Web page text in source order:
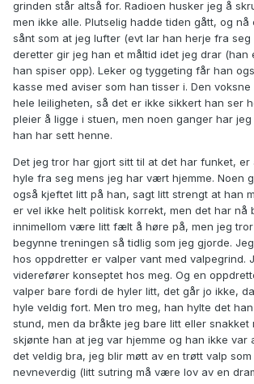
grinden står altså for. Radioen husker jeg å
men ikke alle. Plutselig hadde tiden gått, og nå
sånt som at jeg lufter (evt lar han herje fra seg
deretter gir jeg han et måltid idet jeg drar (han
han spiser opp). Leker og tyggeting får han
kasse med aviser som han tisser i. Den
hele leiligheten, så det er ikke sikkert han ser
pleier å ligge i stuen, men noen ganger har
han har sett henne.
Det jeg tror har gjort sitt til at det har funket,
hyle fra seg mens jeg har vært hjemme. Noen
også kjeftet litt på han, sagt litt strengt at han
er vel ikke helt politisk korrekt, men det har nå
innimellom være litt fælt å høre på, men jeg
begynne treningen så tidlig som jeg gjorde.
hos oppdretter er valper vant med valpegrind.
viderefører konseptet hos meg. Og en
valper bare fordi de hyler litt, det går jo ikke,
hyle veldig fort. Men tro meg, han hylte det
stund, men da bråkte jeg bare litt eller snakket
skjønte han at jeg var hjemme og han ikke var
det veldig bra, jeg blir møtt av en trøtt valp
nevneverdig (litt sutring må være lov av en